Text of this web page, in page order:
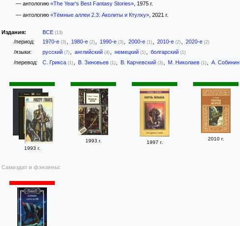
— антологию «The Year's Best Fantasy Stories», 1975 г.
— антологию «Тёмные аллеи 2.3: Аколиты и Ктулху», 2021 г.
Издания: ВСЕ (13)
/период: 1970-е (3) 1980-е (2) 1990-е (3) 2000-е (1) 2010-е (2) 2020-е (2)
/языки: русский (7) английский (4) немецкий (1) болгарский (1)
/перевод: С. Грикса (1) В. Зиновьев (1) В. Карчевский (3) М. Николаев (1) А. Собинин
1993 г.
1993 г. 1997 г.
2010 г.
Самиздат и фэнзины: